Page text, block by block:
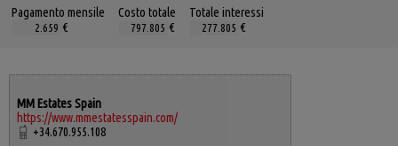
Pagamento mensile
€
Costo totale
€
Totale interessi
€
MM Estates Spain
https://www.mmestatesspain.com/
+34.670.955.108